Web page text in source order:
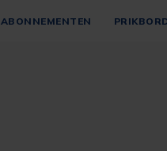
ABONNEMENTEN